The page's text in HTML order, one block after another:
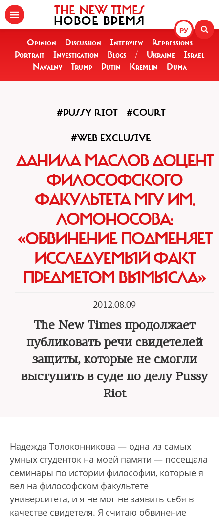
РУ
THE NEW TIMES
НОВОЕ ВРЕМЯ
Opinion Discussion Interview
Repressions
Portrait
Investigation Blogs / Ukraine
Israel
Navalny
Trump Putin Kremlin Duma
#PUSSY RIOT #COURT
#WEB EXCLUSIVE
ДАНИЛА МАСЛОВ ДОЦЕНТ
ФИЛОСОФСКОГО
ФАКУЛЬТЕТА МГУ ИМ.
ЛОМОНОСОВА:
«ОБВИНЕНИЕ ПОДМЕНЯЕТ
ИССЛЕДУЕМЫЙ ФАКТ
ПРЕДМЕТОМ ВЫМЫСЛА»
2012.08.09
The New Times продолжает
публиковать речи свидетелей
защиты, которые не смогли
выступить в суде по делу Pussy
Riot
Надежда Толоконникова — одна из самых
умных студенток на моей памяти — посещала
семинары по истории философии, которые я
вел на философском факультете
университета, и я не мог не заявить себя в
качестве свидетеля. Я считаю обвинение